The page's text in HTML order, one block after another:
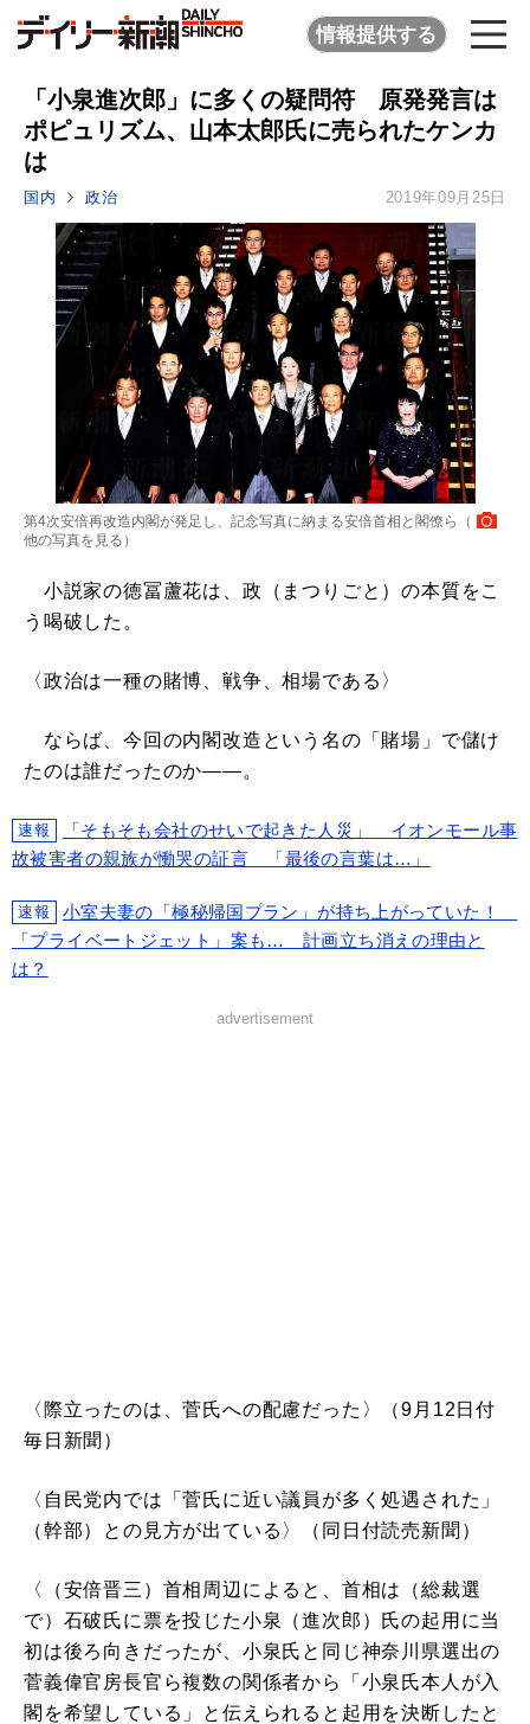
情報提供する
「小泉進次郎」に多くの疑問符 原発発言は
ポピュリズム、山本太郎氏に売られたケンカ
は
国内 政治 2019年09月25日
第4次安倍再改造内閣が発足し、記念写真に納まる安倍首相と閣僚ら（
他の写真を見る ）
小説家の徳冨蘆花は、政（まつりごと）の本質をこ
う喝破した。
〈政治は一種の賭博、戦争、相場である〉
ならば、今回の内閣改造という名の「賭場」で儲け
たのは誰だったのか――。
速報
「そもそも会社のせいで起きた人災」 イオンモール事
故被害者の親族が慟哭の証言 「最後の言葉は…」
速報
小室夫妻の「極秘帰国プラン」が持ち上がっていた！
「プライベートジェット」案も… 計画立ち消えの理由と
は？
advertisement
〈際立ったのは、菅氏への配慮だった〉（9月12日付
毎日新聞）
〈自民党内では「菅氏に近い議員が多く処遇された」
（幹部）との見方が出ている〉（同日付読売新聞）
〈（安倍晋三）首相周辺によると、首相は（総裁選
で）石破氏に票を投じた小泉（進次郎）氏の起用に当
初は後ろ向きだったが、小泉氏と同じ神奈川県選出の
菅義偉官房長官ら複数の関係者から「小泉氏本人が入
閣を希望している」と伝えられると起用を決断したと